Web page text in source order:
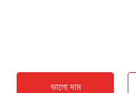
ভালো দাম